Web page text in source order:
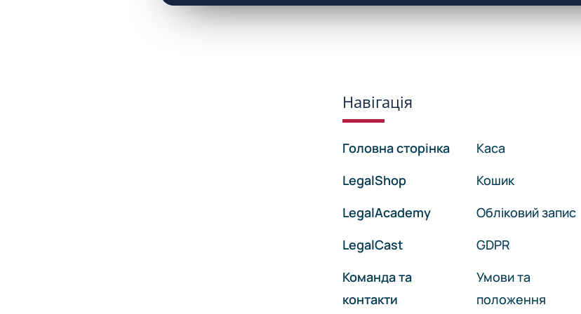
Навігація
Головна сторінка
LegalShop
LegalAcademy
LegalCast
Команда та
контакти
Каса
Кошик
Обліковий запис
GDPR
Умови та
положення